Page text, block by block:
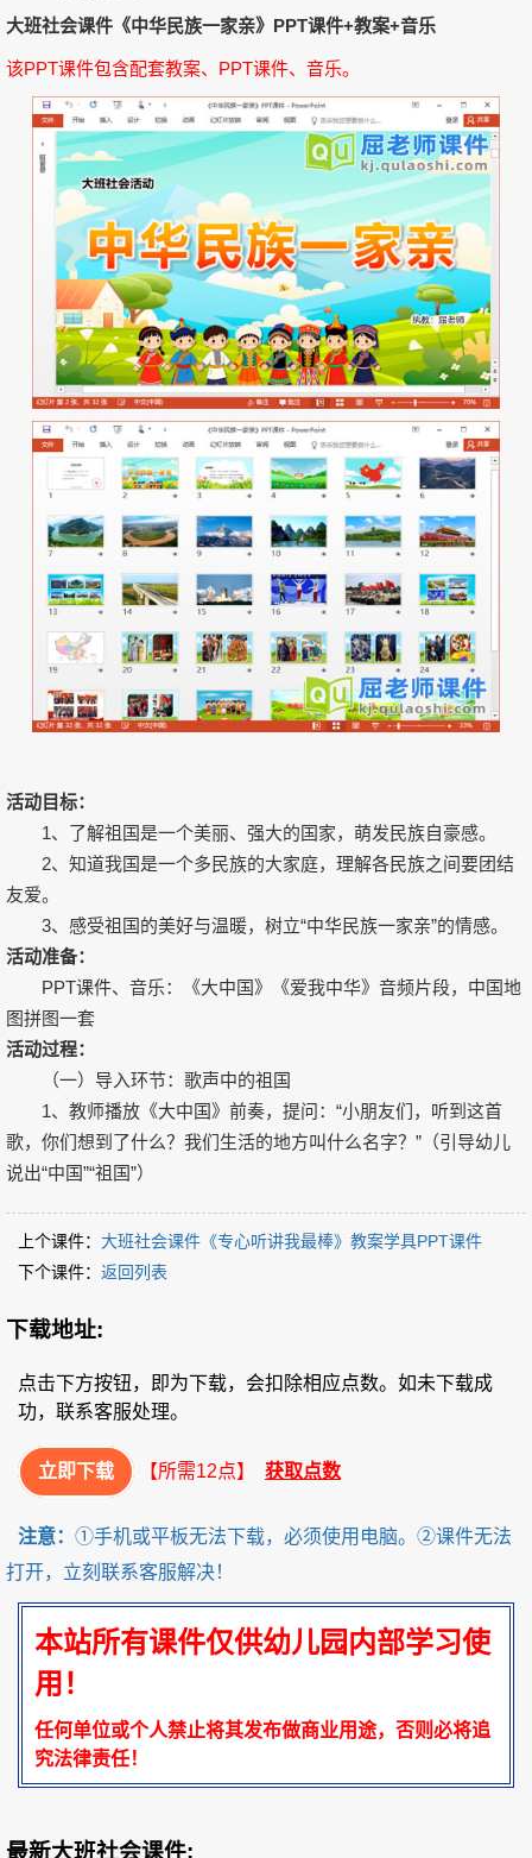
大班社会课件《中华民族一家亲》PPT课件+教案+音乐
该PPT课件包含配套教案、PPT课件、音乐。
活动目标：
1、了解祖国是一个美丽、强大的国家，萌发民族自豪感。
2、知道我国是一个多民族的大家庭，理解各民族之间要团结
友爱。
3、感受祖国的美好与温暖，树立“中华民族一家亲”的情感。
活动准备：
PPT课件、音乐：《大中国》《爱我中华》音频片段，中国地
图拼图一套
活动过程：
（一）导入环节：歌声中的祖国
1、教师播放《大中国》前奏，提问：“小朋友们，听到这首
歌，你们想到了什么？我们生活的地方叫什么名字？”（引导幼儿
说出“中国”“祖国”）
上个课件： 大班社会课件《专心听讲我最棒》教案学具PPT课件
下个课件： 返回列表
下载地址:
点击下方按钮，即为下载，会扣除相应点数。如未下载成
功，联系客服处理。
立即下载 【所需12点】 获取点数
注意： ①手机或平板无法下载，必须使用电脑。②课件无法
打开，立刻联系客服解决！
本站所有课件仅供幼儿园内部学习使
用！
任何单位或个人禁止将其发布做商业用途，否则必将追
究法律责任！
最新大班社会课件: